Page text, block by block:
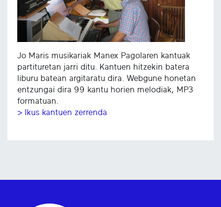
Jo Maris musikariak Manex Pagolaren kantuak
partituretan jarri ditu. Kantuen hitzekin batera
liburu batean argitaratu dira. Webgune honetan
entzungai dira 99 kantu horien melodiak, MP3
formatuan.
> Ikus kantuen zerrenda